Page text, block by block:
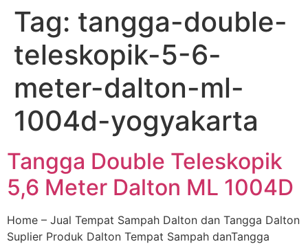
Skip
content
Tag: tangga-double-
teleskopik-5-6-
meter-dalton-ml-
1004d-yogyakarta
Tangga Double Teleskopik
5,6 Meter Dalton ML 1004D
Home – Jual Tempat Sampah Dalton dan Tangga Dalton
Suplier Produk Dalton Tempat Sampah danTangga